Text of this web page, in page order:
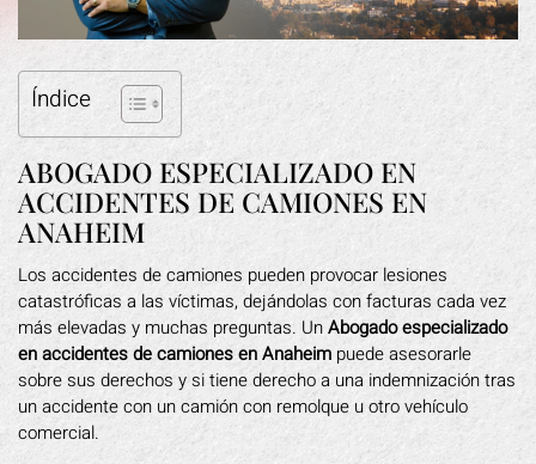
Índice
ABOGADO ESPECIALIZADO EN
ACCIDENTES DE CAMIONES EN
ANAHEIM
Los accidentes de camiones pueden provocar lesiones
catastróficas a las víctimas, dejándolas con facturas cada vez
más elevadas y muchas preguntas. UnAbogado especializado
en accidentes de camiones en Anaheim puede asesorarle
sobre sus derechos y si tiene derecho a una indemnización tras
un accidente con un camión con remolque u otro vehículo
comercial.